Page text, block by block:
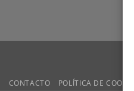
CONTACTO POLÍTICA DE COOKIES